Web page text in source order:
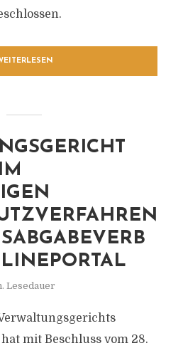
Lesedauer
mit Beschluss vom 28.